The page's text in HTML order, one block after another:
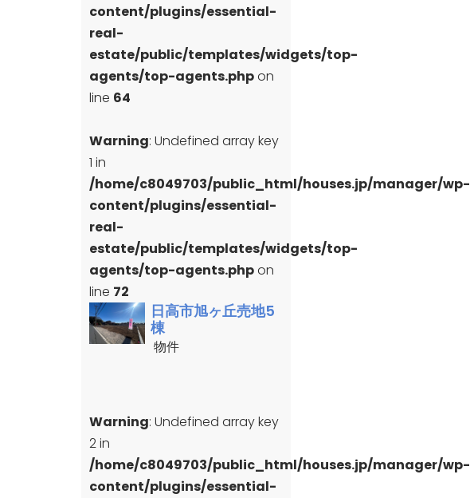
content/plugins/essential-
real-
estate/public/templates/widgets/top-
agents/top-agents.phpon
line 64
Warning: Undefined array key
1 in
/home/c8049703/public_html/houses.jp/manager/wp-
content/plugins/essential-
real-
estate/public/templates/widgets/top-
agents/top-agents.phpon
line 72
日高市旭ヶ丘売地5
棟
物件
Warning: Undefined array key
2 in
/home/c8049703/public_html/houses.jp/manager/wp-
content/plugins/essential-